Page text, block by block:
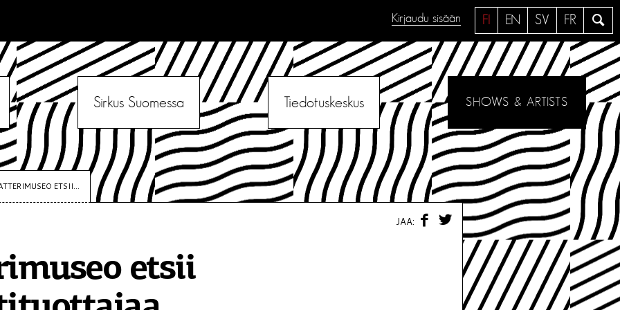
a
e
FI EN SV FR
Kirjaudu sisään
Sirkus Suomessa Tiedotuskeskus SHOWS & ARTISTS
ETSII...
etsii
JAA:
F
W